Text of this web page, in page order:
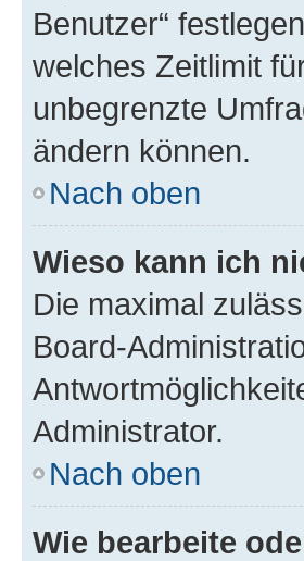
Benutzer“
welches Zeitlimit
unbegrenzte
ändern können.
Nach oben
Wieso kann ich
Die maximal
Board-
Administrator.
Nach oben
Wie bearbeite